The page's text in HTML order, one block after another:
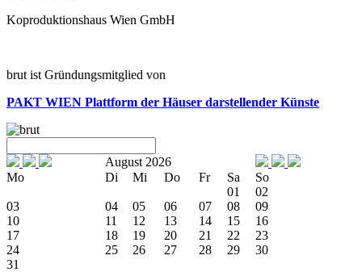
Koproduktionshaus Wien GmbH
brut ist Gründungsmitglied von
PAKT WIEN Plattform der Häuser darstellender Künste
August 2026
Mo
Di Mi Do Fr Sa
So
01
02
03
04 05 06 07 08
09
10
11 12 13 14 15
16
17
18 19 20 21 22
23
24
25 26 27 28 29
30
31